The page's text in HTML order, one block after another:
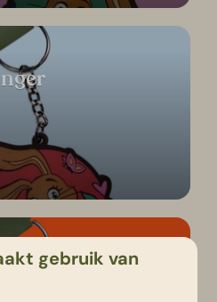
gebruik van